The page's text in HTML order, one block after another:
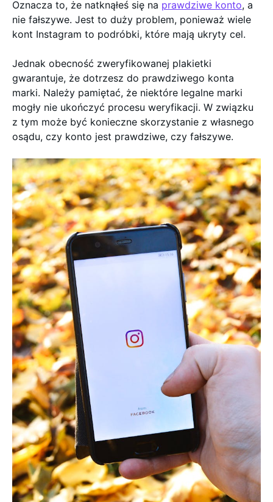
Oznacza to, że natknąłeś się na prawdziwe konto, a
nie fałszywe. Jest to duży problem, ponieważ wiele
kont Instagram to podróbki, które mają ukryty cel.
Jednak obecność zweryfikowanej plakietki
gwarantuje, że dotrzesz do prawdziwego konta
marki. Należy pamiętać, że niektóre legalne marki
mogły nie ukończyć procesu weryfikacji. W związku
z tym może być konieczne skorzystanie z własnego
osądu, czy konto jest prawdziwe, czy fałszywe.